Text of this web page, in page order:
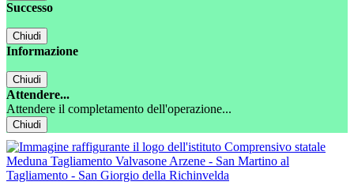
Successo
Chiudi
Informazione
Chiudi
Attendere...
Attendere il completamento dell'operazione...
Chiudi